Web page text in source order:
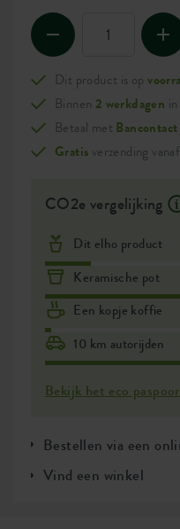
Dit product is op
Binnen 2 werkdagen
Betaal met Bancontact
Gratis verzending
CO2e vergelijking
Dit elho product
Keramische pot
Een kopje koffie
10 km autorijden
Bekijk het eco
Bestellen via een
Vind een winkel